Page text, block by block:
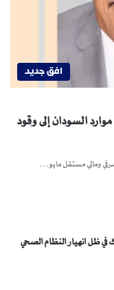
افق جديد
السودان إلى وقود
ومالي مستقل مايو…
ظل انهيار النظام الصحي